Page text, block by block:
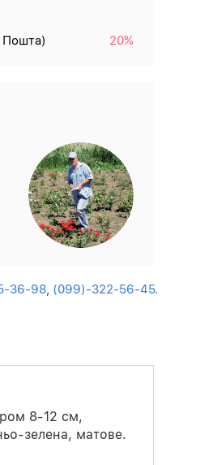
Пошта) 20%
36-98, (099)-322-56-45.
8-12 см,
зелена, матове.